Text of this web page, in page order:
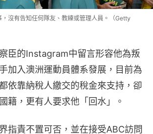
沒有告知任何隊友、教練或管理人員。（Getty
臣的Instagram中留言形容他為叛
加入澳洲運動員體系發展，目前為
依靠納稅人繳交的稅金來支持，卻
籍，更有人要求他「回水」。
指責不置可否，並在接受ABC訪問